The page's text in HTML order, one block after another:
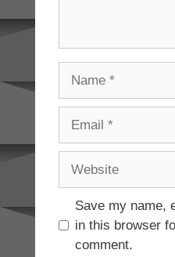
Save my name,
in this browser
comment.